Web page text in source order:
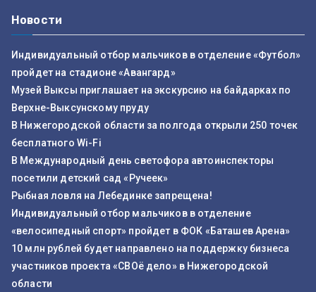
Новости
Индивидуальный отбор мальчиков в отделение «Футбол»
пройдет на стадионе «Авангард»
Музей Выксы приглашает на экскурсию на байдарках по
Верхне-Выксунскому пруду
В Нижегородской области за полгода открыли 250 точек
бесплатного Wi-Fi
В Международный день светофора автоинспекторы
посетили детский сад «Ручеек»
Рыбная ловля на Лебединке запрещена!
Индивидуальный отбор мальчиков в отделение
«велосипедный спорт» пройдет в ФОК «Баташев Арена»
10 млн рублей будет направлено на поддержку бизнеса
участников проекта «СВОё дело» в Нижегородской
области